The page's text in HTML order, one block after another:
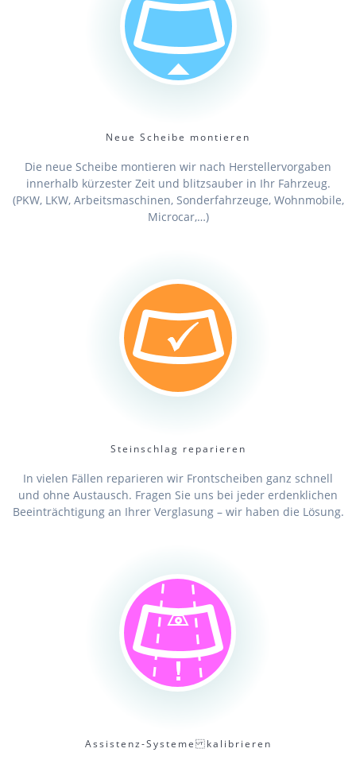
Neue Scheibe montieren
Die neue Scheibe montieren wir nach Herstellervorgaben
innerhalb kürzester Zeit und blitzsauber in Ihr Fahrzeug.
(PKW, LKW, Arbeitsmaschinen, Sonderfahrzeuge, Wohnmobile,
Microcar,…)
Steinschlag reparieren
In vielen Fällen reparieren wir Frontscheiben ganz schnell
und ohne Austausch. Fragen Sie uns bei jeder erdenklichen
Beeinträchtigung an Ihrer Verglasung – wir haben die Lösung.
Assistenz-Systeme kalibrieren